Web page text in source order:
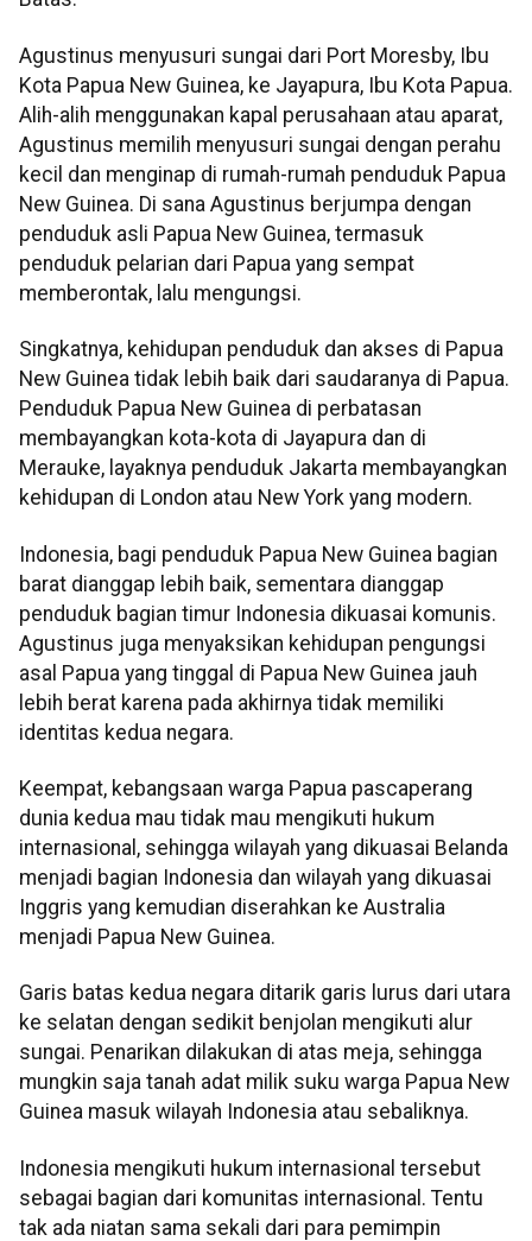
Agustinus menyusuri sungai dari Port Moresby, Ibu
Kota Papua New Guinea, ke Jayapura, Ibu Kota Papua.
Alih-alih menggunakan kapal perusahaan atau aparat,
Agustinus memilih menyusuri sungai dengan perahu
kecil dan menginap di rumah-rumah penduduk Papua
New Guinea. Di sana Agustinus berjumpa dengan
penduduk asli Papua New Guinea, termasuk
penduduk pelarian dari Papua yang sempat
memberontak, lalu mengungsi.
Singkatnya, kehidupan penduduk dan akses di Papua
New Guinea tidak lebih baik dari saudaranya di Papua.
Penduduk Papua New Guinea di perbatasan
membayangkan kota-kota di Jayapura dan di
Merauke, layaknya penduduk Jakarta membayangkan
kehidupan di London atau New York yang modern.
Indonesia, bagi penduduk Papua New Guinea bagian
barat dianggap lebih baik, sementara dianggap
penduduk bagian timur Indonesia dikuasai komunis.
Agustinus juga menyaksikan kehidupan pengungsi
asal Papua yang tinggal di Papua New Guinea jauh
lebih berat karena pada akhirnya tidak memiliki
identitas kedua negara.
Keempat, kebangsaan warga Papua pascaperang
dunia kedua mau tidak mau mengikuti hukum
internasional, sehingga wilayah yang dikuasai Belanda
menjadi bagian Indonesia dan wilayah yang dikuasai
Inggris yang kemudian diserahkan ke Australia
menjadi Papua New Guinea.
Garis batas kedua negara ditarik garis lurus dari utara
ke selatan dengan sedikit benjolan mengikuti alur
sungai. Penarikan dilakukan di atas meja, sehingga
mungkin saja tanah adat milik suku warga Papua New
Guinea masuk wilayah Indonesia atau sebaliknya.
Indonesia mengikuti hukum internasional tersebut
sebagai bagian dari komunitas internasional. Tentu
tak ada niatan sama sekali dari para pemimpin